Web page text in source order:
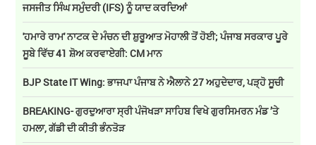
ਜਸਜੀਤ ਸਿੰਘ ਸਮੁੰਦਰੀ (IFS) ਨੂੰ ਯਾਦ ਕਰਦਿਆਂ
'ਹਮਾਰੇ ਰਾਮ' ਨਾਟਕ ਦੇ ਮੰਚਨ ਦੀ ਸ਼ੁਰੂਆਤ ਮੋਹਾਲੀ ਤੋਂ ਹੋਈ; ਪੰਜਾਬ ਸਰਕਾਰ ਪੂਰੇ
ਸੂਬੇ ਵਿੱਚ 41 ਸ਼ੋਅ ਕਰਵਾਏਗੀ: CM ਮਾਨ
BJP State IT Wing: ਭਾਜਪਾ ਪੰਜਾਬ ਨੇ ਐਲਾਨੇ 27 ਅਹੁਦੇਦਾਰ, ਪੜ੍ਹੋ ਸੂਚੀ
BREAKING- ਗੁਰਦੁਆਰਾ ਸ੍ਰੀ ਪੰਜੋਖੜਾ ਸਾਹਿਬ ਵਿਖੇ ਗੁਰਸਿਮਰਨ ਮੰਡ ’ਤੇ
ਹਮਲਾ, ਗੱਡੀ ਦੀ ਕੀਤੀ ਭੰਨਤੋੜ